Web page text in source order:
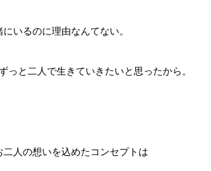
にいるのに理由なんてない。
っと二人で生きていきたいと思ったから。
二人の想いを込めたコンセプトは